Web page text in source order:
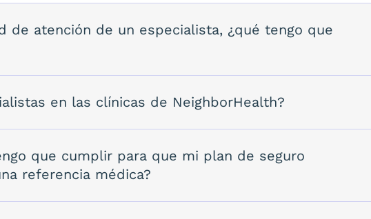
de atención de un especialista, ¿qué tengo que
en las clínicas de NeighborHealth?
que cumplir para que mi plan de seguro
referencia médica?